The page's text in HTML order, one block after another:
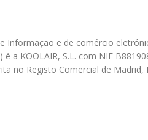
e de comércio
a KOOLAIR, S.L. com NIF
no Registo Comercial de